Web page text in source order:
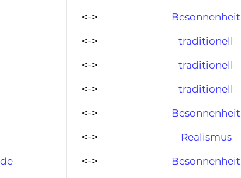
<-> Besonnenheit
<-> traditionell
<-> traditionell
<-> traditionell
<-> Besonnenheit
<-> Realismus
<-> Besonnenheit